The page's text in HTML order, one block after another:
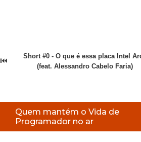
⏮
Short #0 - O que é essa placa Intel
(feat. Alessandro Cabelo Faria)
Quem mantém o Vida de
Programador no ar